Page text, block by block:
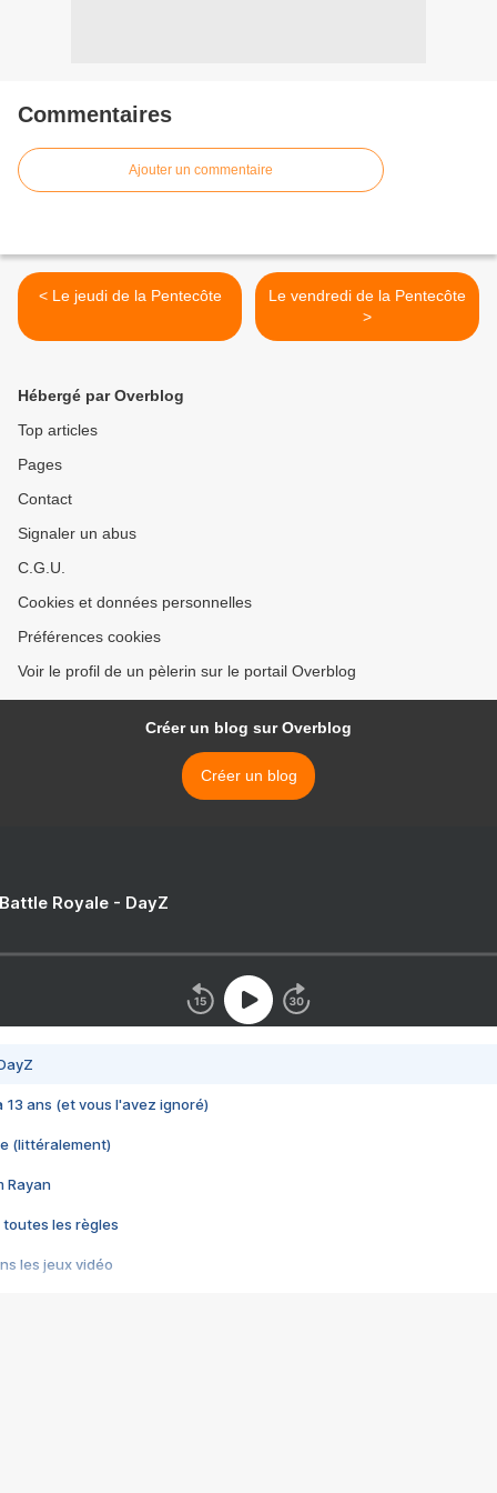
Commentaires
Ajouter un commentaire
< Le jeudi de la Pentecôte
Le vendredi de la Pentecôte
>
Hébergé par Overblog
Top articles
Pages
Contact
Signaler un abus
C.G.U.
Cookies et données personnelles
Préférences cookies
Voir le profil de un pèlerin sur le portail Overblog
Créer un blog sur Overblog
Créer un blog
Royale - DayZ
13 ans (et vous l'avez ignoré)
(littéralement)
Rayan
toutes les règles
les jeux vidéo